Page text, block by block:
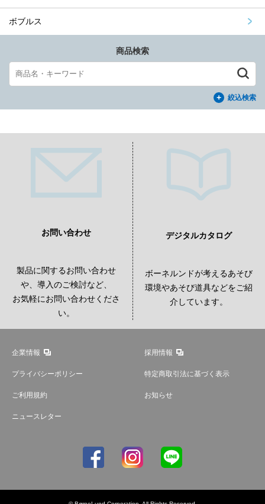
ボブルス
商品検索
絞込検索
お問い合わせ
製品に関するお問い合わせ
や、導入のご検討など、
お気軽にお問い合わせくださ
い。
デジタルカタログ
ボーネルンドが考えるあそび
環境やあそび道具などをご紹
介しています。
企業情報 採用情報
プライバシーポリシー 特定商取引法に基づく表示
ご利用規約 お知らせ
ニュースレター